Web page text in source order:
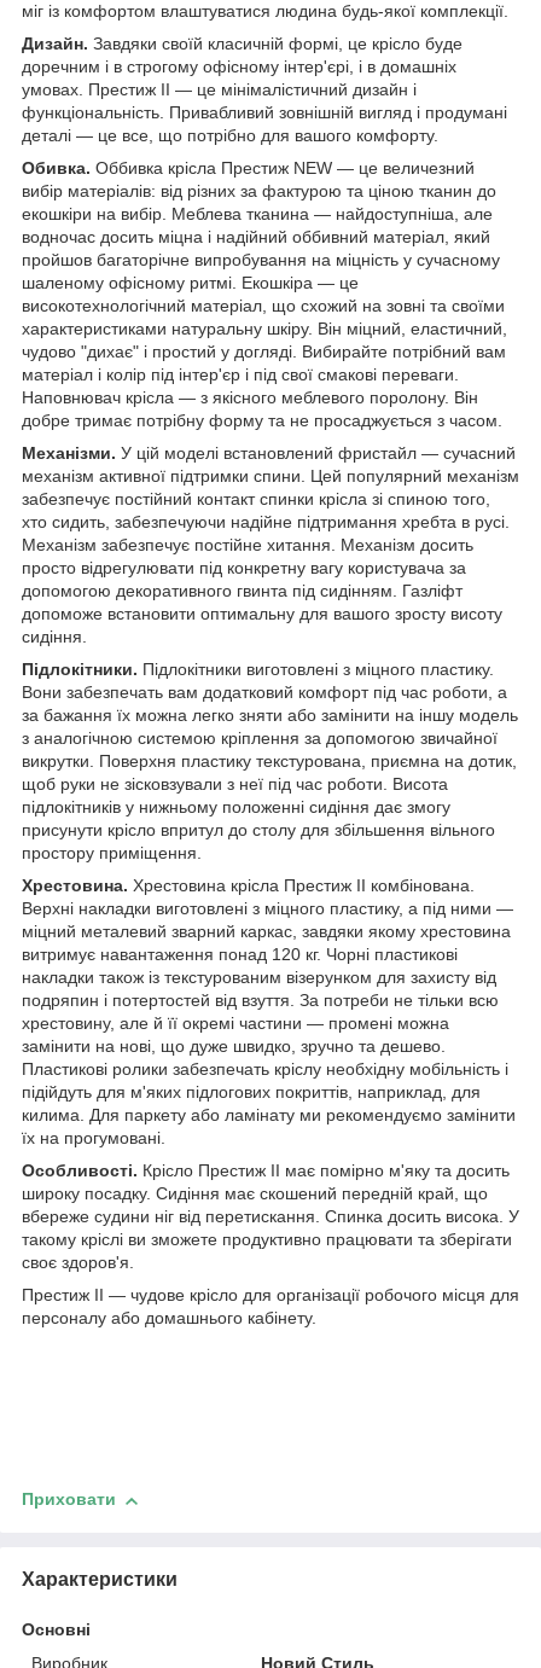
міг із комфортом влаштуватися людина будь-якої комплекції.
Дизайн. Завдяки своїй класичній формі, це крісло буде
доречним і в строгому офісному інтер'єрі, і в домашніх
умовах. Престиж II — це мінімалістичний дизайн і
функціональність. Привабливий зовнішній вигляд і продумані
деталі — це все, що потрібно для вашого комфорту.
Обивка. Оббивка крісла Престиж NEW — це величезний
вибір матеріалів: від різних за фактурою та ціною тканин до
екошкіри на вибір. Меблева тканина — найдоступніша, але
водночас досить міцна і надійний оббивний матеріал, який
пройшов багаторічне випробування на міцність у сучасному
шаленому офісному ритмі. Екошкіра — це
високотехнологічний матеріал, що схожий на зовні та своїми
характеристиками натуральну шкіру. Він міцний, еластичний,
чудово "дихає" і простий у догляді. Вибирайте потрібний вам
матеріал і колір під інтер'єр і під свої смакові переваги.
Наповнювач крісла — з якісного меблевого поролону. Він
добре тримає потрібну форму та не просаджується з часом.
Механізми. У цій моделі встановлений фристайл — сучасний
механізм активної підтримки спини. Цей популярний механізм
забезпечує постійний контакт спинки крісла зі спиною того,
хто сидить, забезпечуючи надійне підтримання хребта в русі.
Механізм забезпечує постійне хитання. Механізм досить
просто відрегулювати під конкретну вагу користувача за
допомогою декоративного гвинта під сидінням. Газліфт
допоможе встановити оптимальну для вашого зросту висоту
сидіння.
Підлокітники. Підлокітники виготовлені з міцного пластику.
Вони забезпечать вам додатковий комфорт під час роботи, а
за бажання їх можна легко зняти або замінити на іншу модель
з аналогічною системою кріплення за допомогою звичайної
викрутки. Поверхня пластику текстурована, приємна на дотик,
щоб руки не зісковзували з неї під час роботи. Висота
підлокітників у нижньому положенні сидіння дає змогу
присунути крісло впритул до столу для збільшення вільного
простору приміщення.
Хрестовина. Хрестовина крісла Престиж II комбінована.
Верхні накладки виготовлені з міцного пластику, а під ними —
міцний металевий зварний каркас, завдяки якому хрестовина
витримує навантаження понад 120 кг. Чорні пластикові
накладки також із текстурованим візерунком для захисту від
подряпин і потертостей від взуття. За потреби не тільки всю
хрестовину, але й її окремі частини — промені можна
замінити на нові, що дуже швидко, зручно та дешево.
Пластикові ролики забезпечать кріслу необхідну мобільність і
підійдуть для м'яких підлогових покриттів, наприклад, для
килима. Для паркету або ламінату ми рекомендуємо замінити
їх на прогумовані.
Особливості. Крісло Престиж II має помірно м'яку та досить
широку посадку. Сидіння має скошений передній край, що
вбереже судини ніг від перетискання. Спинка досить висока. У
такому кріслі ви зможете продуктивно працювати та зберігати
своє здоров'я.
Престиж II — чудове крісло для організації робочого місця для
персоналу або домашнього кабінету.
Приховати
Характеристики
Основні
Виробник
Новий Стиль